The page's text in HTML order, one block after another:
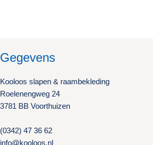
Gegevens
Kooloos slapen & raambekleding
Roelenengweg 24
3781 BB Voorthuizen
(0342) 47 36 62
info@kooloos.nl